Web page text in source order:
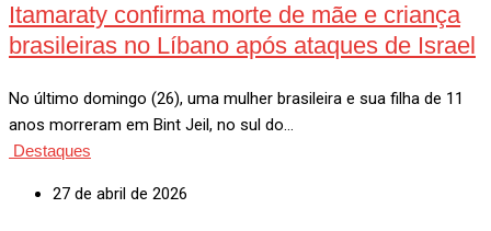
Itamaraty confirma morte de mãe e criança
brasileiras no Líbano após ataques de Israel
No último domingo (26), uma mulher brasileira e sua filha de 11
anos morreram em Bint Jeil, no sul do…
Destaques
27 de abril de 2026